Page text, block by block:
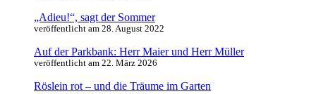
„Adieu!“, sagt der Sommer
veröffentlicht am 28. August 2022
Auf der Parkbank: Herr Maier und Herr Müller
veröffentlicht am 22. März 2026
Röslein rot – und die Träume im Garten